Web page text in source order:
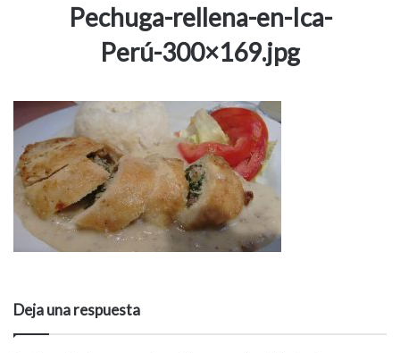
Pechuga-rellena-en-Ica-
Perú-300×169.jpg
Deja una respuesta